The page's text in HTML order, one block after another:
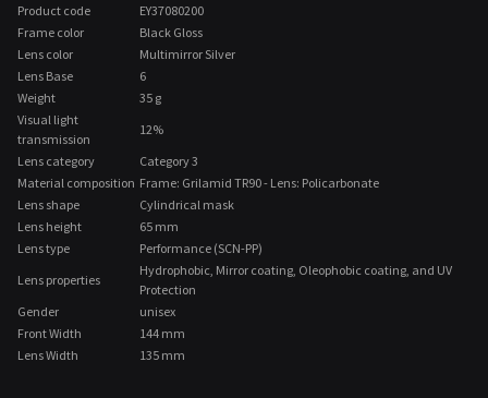
Product code
EY37080200
Frame color
Black Gloss
Lens color
Multimirror Silver
Lens Base
6
Weight
35 g
Visual light
transmission
12%
Lens category
Category 3
Material composition Frame: Grilamid TR90 - Lens: Policarbonate
Lens shape
Cylindrical mask
Lens height
65 mm
Lens type
Performance (SCN-PP)
Lens properties
Hydrophobic, Mirror coating, Oleophobic coating, and UV
Protection
Gender
unisex
Front Width
144 mm
Lens Width
135 mm